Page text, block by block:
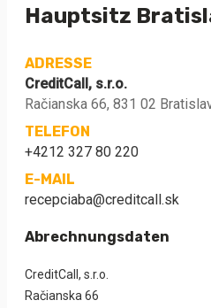
Hauptsitz
ADRESSE
CreditCall, s.r.o.
Račianska 66, 831 02
TELEFON
+4212 327 80 220
E-MAIL
recepciaba@creditcall.sk
Abrechnungsdaten
CreditCall, s.r.o.
Račianska 66